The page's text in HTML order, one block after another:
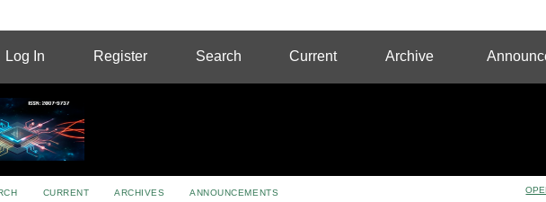
Log In Register Search Current Archive
CURRENT ARCHIVES ANNOUNCEMENTS